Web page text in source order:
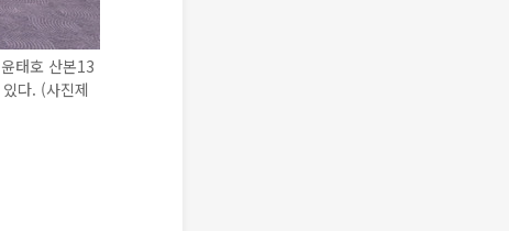
태호 산본13
다. (사진제